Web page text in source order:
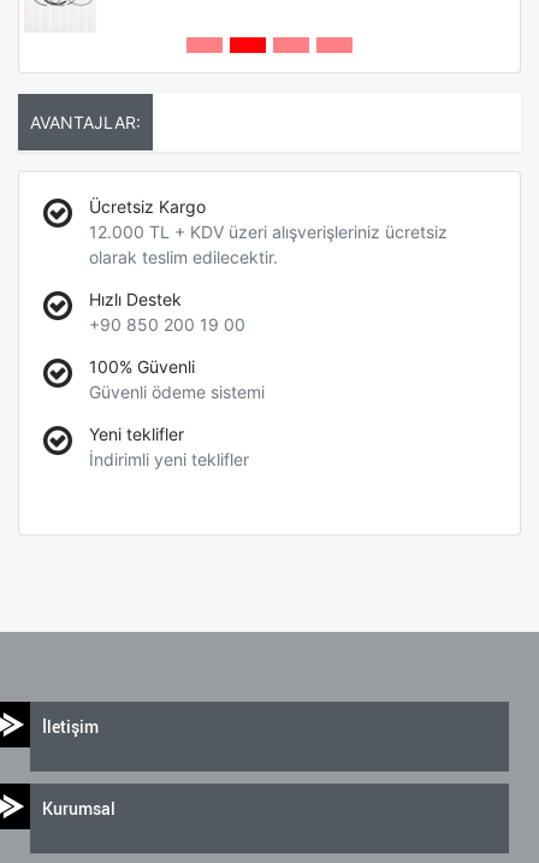
AVANTAJLAR:
Ücretsiz Kargo
12.000 TL + KDV üzeri alışverişleriniz ücretsiz
olarak teslim edilecektir.
Hızlı Destek
+90 850 200 19 00
100% Güvenli
Güvenli ödeme sistemi
Yeni teklifler
İndirimli yeni teklifler
İletişim
Kurumsal